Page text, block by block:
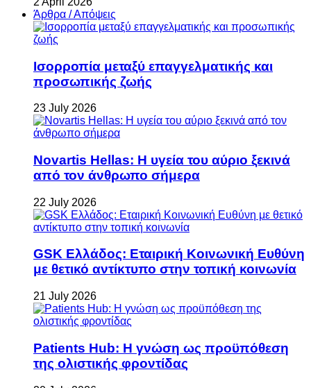
Άρθρα / Απόψεις
Ισορροπία μεταξύ επαγγελματικής και
προσωπικής ζωής
23 July 2026
Novartis Hellas: Η υγεία του αύριο ξεκινά
από τον άνθρωπο σήμερα
22 July 2026
GSK Ελλάδος: Εταιρική Κοινωνική Ευθύνη
με θετικό αντίκτυπο στην τοπική κοινωνία
21 July 2026
Patients Hub: Η γνώση ως προϋπόθεση
της ολιστικής φροντίδας